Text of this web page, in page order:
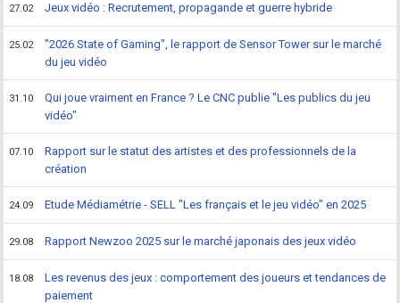
27.02 Jeux vidéo : Recrutement, propagande et guerre hybride
25.02
"2026 State of Gaming", le rapport de Sensor Tower sur le marché
du jeu vidéo
31.10
Qui joue vraiment en France ? Le CNC publie "Les publics du jeu
vidéo"
07.10
Rapport sur le statut des artistes et des professionnels de la
création
24.09 Etude Médiamétrie - SELL "Les français et le jeu vidéo" en 2025
29.08 Rapport Newzoo 2025 sur le marché japonais des jeux vidéo
18.08
Les revenus des jeux : comportement des joueurs et tendances de
paiement